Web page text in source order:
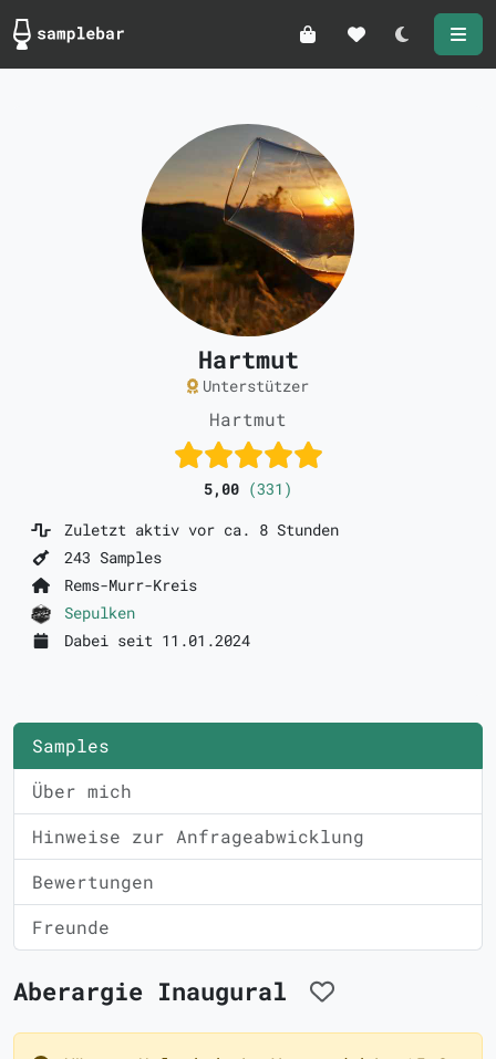
Darkmode
Hartmut
Unterstützer
Hartmut
5,00 (331)
Zuletzt aktiv vor ca. 8 Stunden
243 Samples
Rems-Murr-Kreis
Sepulken
Dabei seit 11.01.2024
Samples
Über mich
Hinweise zur Anfrageabwicklung
Bewertungen
Freunde
Aberargie Inaugural